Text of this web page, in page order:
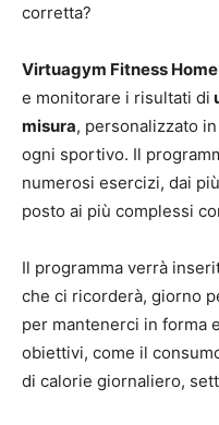
corretta?
Virtuagym Fitness Home
e monitorare i risultati di
misura, personalizzato
ogni sportivo. Il
numerosi esercizi, dai
posto ai più complessi
Il programma verrà
che ci ricorderà, giorno
per mantenerci in forma
obiettivi, come il
di calorie giornaliero,